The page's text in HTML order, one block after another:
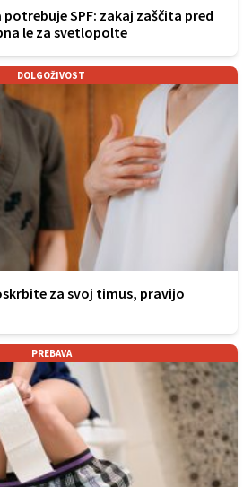
SPF: zakaj zaščita pred
le za svetlopolte
DOLGOŽIVOST
za svoj timus, pravijo
PREBAVA